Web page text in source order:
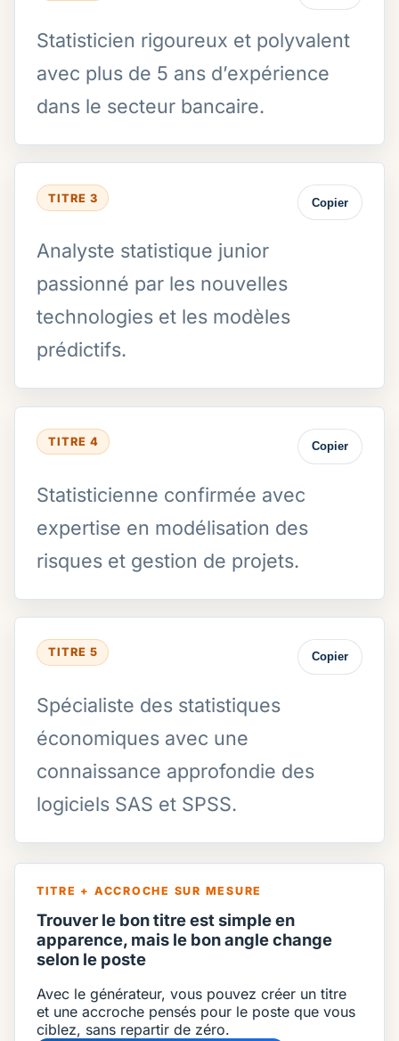
Statisticien rigoureux et polyvalent
avec plus de 5 ans d’expérience
dans le secteur bancaire.
TITRE 3 Copier
Analyste statistique junior
passionné par les nouvelles
technologies et les modèles
prédictifs.
TITRE 4 Copier
Statisticienne confirmée avec
expertise en modélisation des
risques et gestion de projets.
TITRE 5 Copier
Spécialiste des statistiques
économiques avec une
connaissance approfondie des
logiciels SAS et SPSS.
TITRE + ACCROCHE SUR MESURE
Trouver le bon titre est simple en
apparence, mais le bon angle change
selon le poste
Avec le générateur, vous pouvez créer un titre
et une accroche pensés pour le poste que vous
ciblez, sans repartir de zéro.